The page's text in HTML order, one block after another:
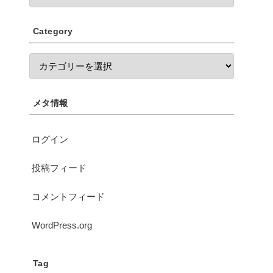
Category
メタ情報
ログイン
投稿フィード
コメントフィード
WordPress.org
Tag